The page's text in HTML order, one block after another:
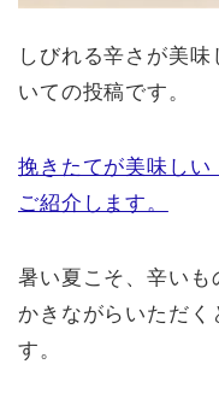
しびれる辛さが美
いての投稿です。
挽きたてが美味しい
ご紹介します。
暑い夏こそ、辛いも
かきながらいただく
す。